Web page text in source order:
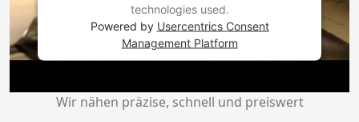
technologies used.
Powered by Usercentrics Consent
Management Platform
Wir nähen präzise, schnell und preiswert